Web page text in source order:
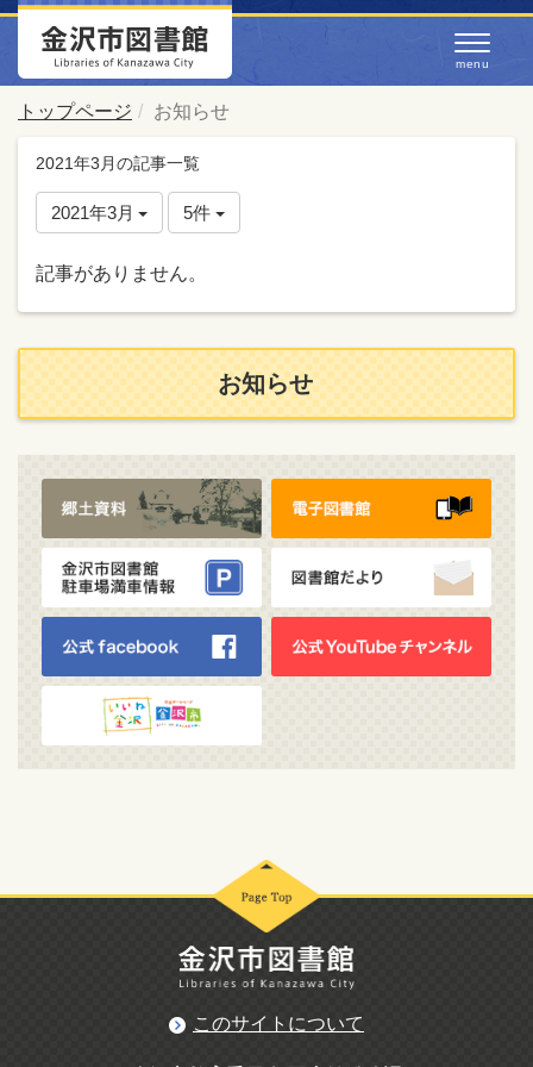
トップページ お知らせ
2021年3月の記事一覧
2021年3月 5件
記事がありません。
お知らせ
このサイトについて